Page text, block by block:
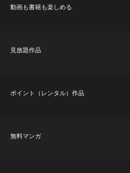
動画も書籍も楽しめる
⾒放題作品
ポイント（レンタル）作品
無料マンガ